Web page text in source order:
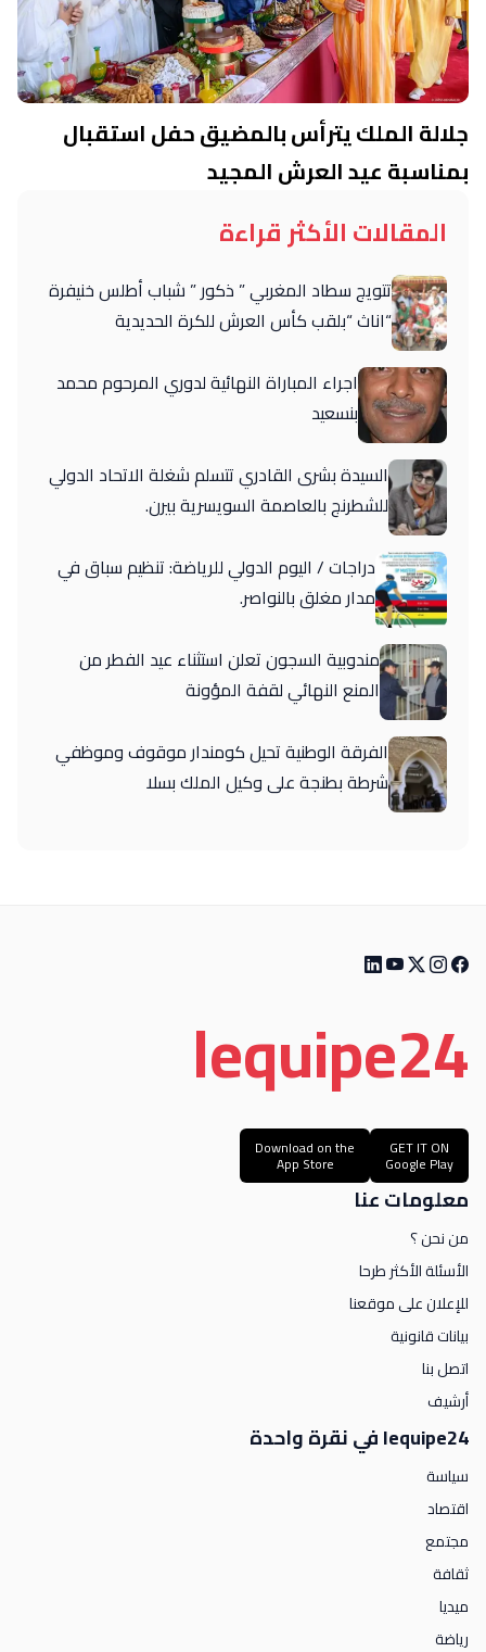
جلالة الملك يترأس بالمضيق حفل استقبال
بمناسبة عيد العرش المجيد
المقالات الأكثر قراءة
تتويج سطاد المغربي ” ذكور ” شباب أطلس خنيفرة
“اناث “بلقب كأس العرش للكرة الحديدية
اجراء المباراة النهائية لدوري المرحوم محمد
بنسعيد
السيدة بشرى القادري تتسلم شغلة الاتحاد الدولي
للشطرنج بالعاصمة السويسرية بيرن.
دراجات / اليوم الدولي للرياضة: تنظيم سباق في
مدار مغلق بالنواصر.
مندوبية السجون تعلن استثناء عيد الفطر من
المنع النهائي لقفة المؤونة
الفرقة الوطنية تحيل كومندار موقوف وموظفي
شرطة بطنجة على وكيل الملك بسلا
lequipe24
GET IT ON
Google Play
Download on the
App Store
معلومات عنا
من نحن ؟
الأسئلة الأكثر طرحا
للإعلان على موقعنا
بيانات قانونية
اتصل بنا
أرشيف
lequipe24 في نقرة واحدة
سياسة
اقتصاد
مجتمع
ثقافة
ميديا
رياضة